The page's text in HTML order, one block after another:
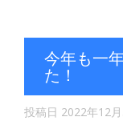
今年も一
た！
投稿日 2022年12